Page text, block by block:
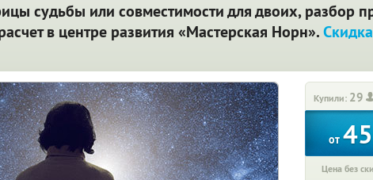
судьбы или совместимости для двоих, разбор
в центре развития «Мастерская Норн».
Купили: 29
от 45
Цена без